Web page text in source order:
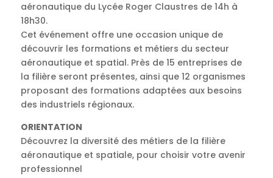
aéronautique du Lycée Roger Claustres de 14h à
18h30.
Cet événement offre une occasion unique de
découvrir les formations et métiers du secteur
aéronautique et spatial. Près de 15 entreprises de
la filière seront présentes, ainsi que 12 organismes
proposant des formations adaptées aux besoins
des industriels régionaux.
ORIENTATION
Découvrez la diversité des métiers de la filière
aéronautique et spatiale, pour choisir votre avenir
professionnel